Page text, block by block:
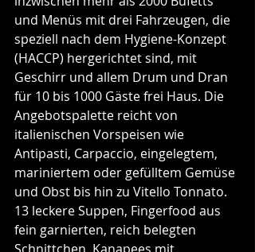
und Menüs mit drei Fahrzeugen, die
speziell nach dem Hygiene-Konzept
(HACCP) hergerichtet sind, mit
Geschirr und allem Drum und Dran
für 10 bis 1000 Gäste frei Haus. Die
Angebotspalette reicht von
italienischen Vorspeisen wie
Antipasti, Carpaccio, eingelegtem,
mariniertem oder gefülltem Gemüse
und Obst bis hin zu Vitello Tonnato.
13 leckere Suppen, Fingerfood aus
fein garnierten, reich belegten